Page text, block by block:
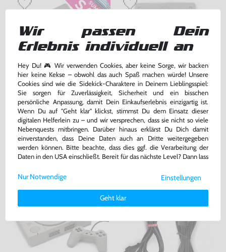
Memory Card / Memorycard /
Speicherkarte 1 MB / 15 Blocks
[verschiedene Farben &
Hersteller]
gebraucht
-20% bisher 5,00 €
jetzt nur4,00 €
Warenkorb
Original Sony Memory Card /
Speicherkarte #grau / SCPH-
1020
gebraucht
nur29,99 €
Warenkorb
Wir passen Dein
Erlebnis individuell an
Hey Du! 🎮 Wir verwenden Cookies, aber keine Sorge, wir backen
hier keine Kekse – obwohl das auch Spaß machen würde! Unsere
Cookies sind wie die Sidekick-Charaktere in Deinem Lieblingsspiel:
Sie sorgen für Zuverlässigkeit, Sicherheit und ein bisschen
persönliche Anpassung, damit Dein Einkaufserlebnis einzigartig ist.
Wenn Du auf "Geht klar" klickst, stimmst Du dem Einsatz dieser
digitalen Helferlein zu – und wir versprechen, dass sie nicht so viele
Nebenquests mitbringen. Darüber hinaus erklärst Du Dich damit
einverstanden, dass Deine Daten auch an Dritte weitergegeben
werden können. Bitte beachte, dass dies ggf. die Verarbeitung der
Daten in den USA einschließt. Bereit für das nächste Level? Dann lass
Weitere Informationen zu den von uns verwendeten Cookies und
Deinen Rechten als Nutzer findest Du in unsererDaten­schutz­
Impressum.
Einstellungen
Geht klar
Nur Notwendige